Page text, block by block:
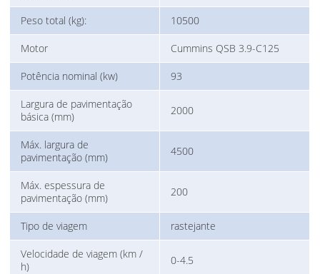
Peso total (kg): 10500
Motor Cummins QSB 3.9-C125
Potência nominal (kw) 93
Largura de pavimentação
básica (mm)
2000
Máx. largura de
pavimentação (mm)
4500
Máx. espessura de
pavimentação (mm)
200
Tipo de viagem rastejante
Velocidade de viagem (km /
h)
0-4.5